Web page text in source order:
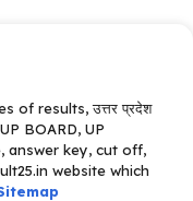
of results, उत्तर प्रदेश
UP BOARD, UP
answer key, cut off,
website which